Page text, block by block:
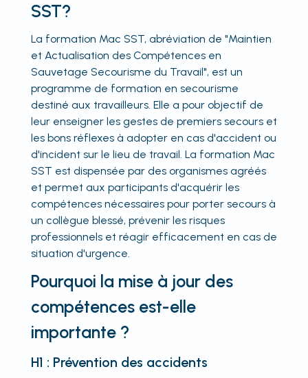
SST?
La formation Mac SST, abréviation de "Maintien
et Actualisation des Compétences en
Sauvetage Secourisme du Travail", est un
programme de formation en secourisme
destiné aux travailleurs. Elle a pour objectif de
leur enseigner les gestes de premiers secours et
les bons réflexes à adopter en cas d'accident ou
d'incident sur le lieu de travail. La formation Mac
SST est dispensée par des organismes agréés
et permet aux participants d'acquérir les
compétences nécessaires pour porter secours à
un collègue blessé, prévenir les risques
professionnels et réagir efficacement en cas de
situation d'urgence.
Pourquoi la mise à jour des
compétences est-elle
importante ?
H1 : Prévention des accidents